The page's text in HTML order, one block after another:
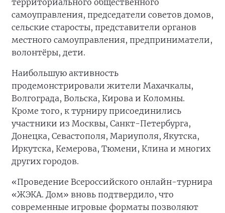
территориального общественного
самоуправления, председатели советов домов,
сельские старосты, представители органов
местного самоуправления, предприниматели,
волонтёры, дети.
Наибольшую активность
продемонстрировали жители Махачкалы,
Волгограда, Вольска, Кирова и Коломны.
Кроме того, к турниру присоединились
участники из Москвы, Санкт-Петербурга,
Донецка, Севастополя, Мариуполя, Якутска,
Иркутска, Кемерова, Тюмени, Клина и многих
других городов.
«Проведение Всероссийского онлайн-турнира
«ЖЭКА. Дом» вновь подтвердило, что
современные игровые форматы позволяют